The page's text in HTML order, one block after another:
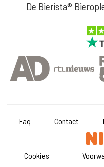
De Bierista®
Faq Contact
Cookies